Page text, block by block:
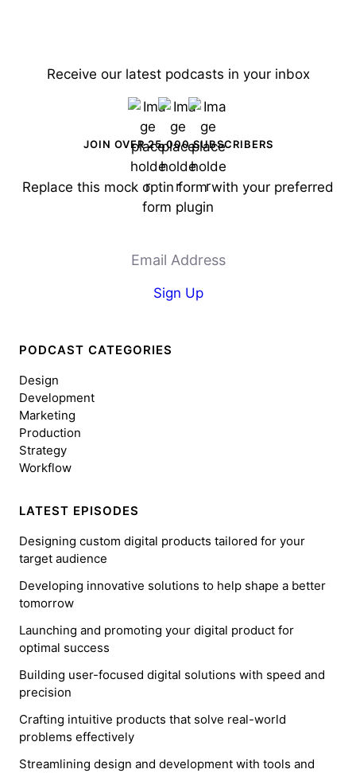
Receive our latest podcasts in your inbox
JOIN OVER 25,000 SUBSCRIBERS
Replace this mock optin form with your preferred
form plugin
Email Address
Sign Up
PODCAST CATEGORIES
Design
Development
Marketing
Production
Strategy
Workflow
LATEST EPISODES
Designing custom digital products tailored for your
target audience
Developing innovative solutions to help shape a better
tomorrow
Launching and promoting your digital product for
optimal success
Building user-focused digital solutions with speed and
precision
Crafting intuitive products that solve real-world
problems effectively
Streamlining design and development with tools and